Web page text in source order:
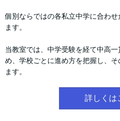
個別ならではの各私立中学に合わ
ます。
当教室では、中学受験を経て中高
め、学校ごとに進め方を把握し、
ます。
詳しくは